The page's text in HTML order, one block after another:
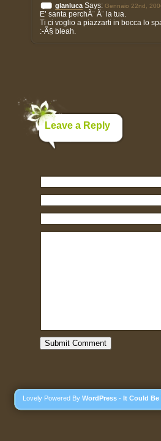
gianlucaSays: Gennaio 22nd,
E’ santa perchÃ¨ Ã¨ la tua.
Ti ci voglio a piazzarti in bocca lo
:-Ã§ bleah.
Leave a Reply
Lovely Powered By WordPress - It Could Be